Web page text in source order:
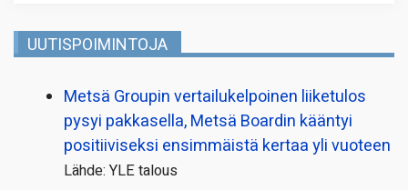
UUTISPOIMINTOJA
Metsä Groupin vertailu­kelpoinen liiketulos
pysyi pakkasella, Metsä Boardin kääntyi
positiiviseksi ensimmäistä kertaa yli vuoteen
Lähde: YLE talous